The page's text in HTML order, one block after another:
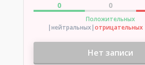
0 0
Положительных
|нейтральных|отрицательных
Нет записи